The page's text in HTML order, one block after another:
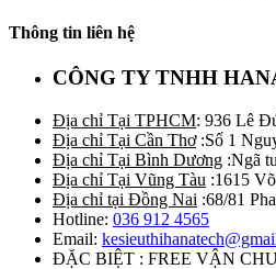
Thông tin liên hệ
CÔNG TY TNHH
Địa chỉ Tại TPHCM: 936 Lê
Địa chỉ Tại Cần Thơ:Số 1
Địa chỉ Tại Bình Dương :Ngã
Địa chỉ Tại Vũng Tàu :1615
Địa chỉ tại Đồng Nai :68/81
Hotline: 036 912 4565
Email:
ĐẶC BIỆT : FREE VẬN